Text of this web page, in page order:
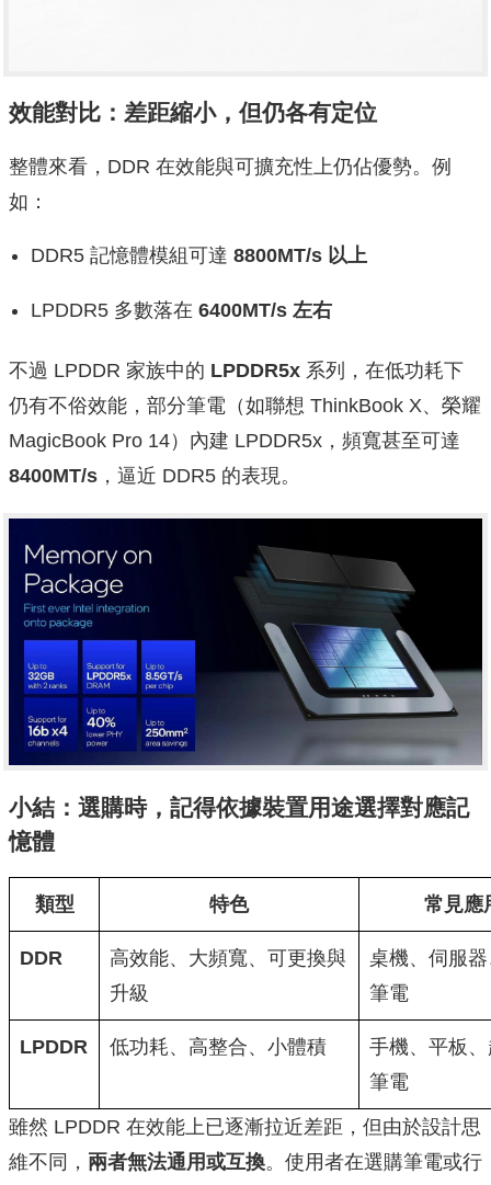
效能對比：差距縮小，但仍各有定位
整體來看，DDR 在效能與可擴充性上仍佔優勢。例
如：
DDR5 記憶體模組可達 8800MT/s 以上
LPDDR5 多數落在 6400MT/s 左右
不過 LPDDR 家族中的 LPDDR5x 系列，在低功耗下
仍有不俗效能，部分筆電（如聯想 ThinkBook X、榮耀
MagicBook Pro 14）內建 LPDDR5x，頻寬甚至可達
8400MT/s ，逼近 DDR5 的表現。
小結：選購時，記得依據裝置用途選擇對應記
憶體
類型 特色 常見應
DDR
高效能、大頻寬、可更換與
升級
桌機、伺服
筆電
LPDDR 低功耗、高整合、小體積
手機、平板
筆電
雖然 LPDDR 在效能上已逐漸拉近差距，但由於設計思
維不同， 兩者無法通用或互換。使用者在選購筆電或行